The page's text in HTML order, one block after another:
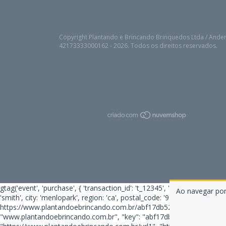
Ao navegar
Copyright Plantando e Brincando Brinquedos Ltda /
42173333000162 - 2026. Todos os direitos reservados.
gtag('event', 'purchase', { 'transaction_id': 't_12345', 'currency':
'smith', city: 'menlopark', region: 'ca', postal_code: '94025', country:
https://www.plantandoebrincando.com.br/
"www.plantandoebrincando.com.br", "key":